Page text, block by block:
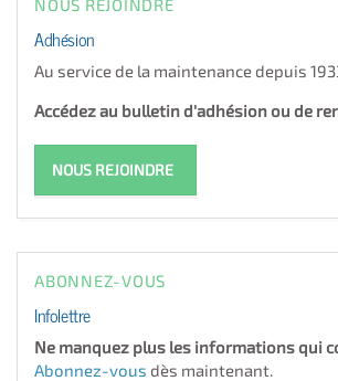
NOUS REJOINDRE
Adhésion
Au service de la maintenance depuis
Accédez au bulletin d'adhésion ou de
NOUS REJOINDRE
ABONNEZ-VOUS
Infolettre
Ne manquez plus les informations qui
Abonnez-vous dès maintenant.